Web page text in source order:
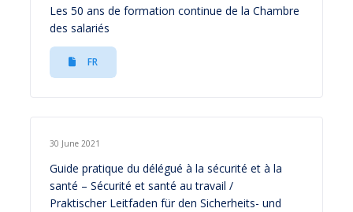
Les 50 ans de formation continue de la Chambre
des salariés
FR
30 June 2021
Guide pratique du délégué à la sécurité et à la
santé – Sécurité et santé au travail /
Praktischer Leitfaden für den Sicherheits- und